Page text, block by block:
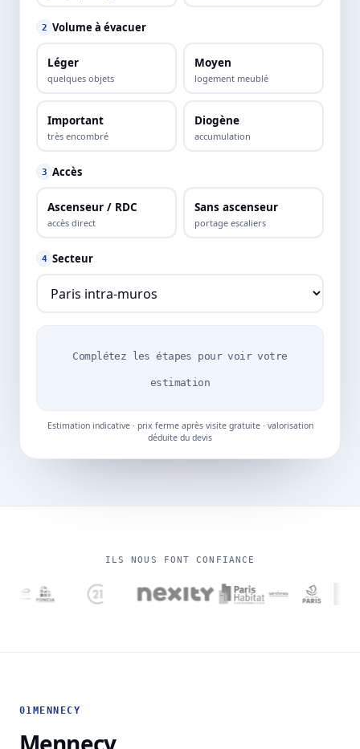
2 Volume à évacuer
Léger
quelques objets
Moyen
logement meublé
Important
très encombré
Diogène
accumulation
3 Accès
Ascenseur / RDC
accès direct
Sans ascenseur
portage escaliers
4 Secteur
Complétez les étapes pour voir votre
estimation
Estimation indicative · prix ferme après visite gratuite · valorisation
déduite du devis
ILS NOUS FONT CONFIANCE
01 MENNECY